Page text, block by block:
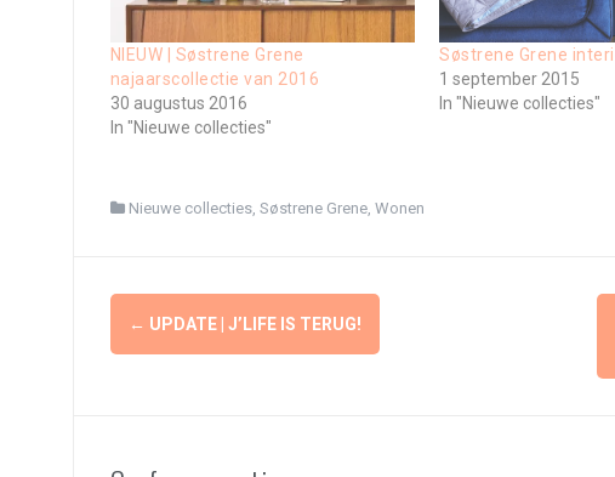
NIEUW | Søstrene Grene
najaarscollectie van 2016
30 augustus 2016
In "Nieuwe collecties"
Søstrene Grene
1 september 2015
In "Nieuwe collecties"
Nieuwe collecties, Søstrene Grene, Wonen
Berichtnavigatie
← UPDATE | J’LIFE IS TERUG!